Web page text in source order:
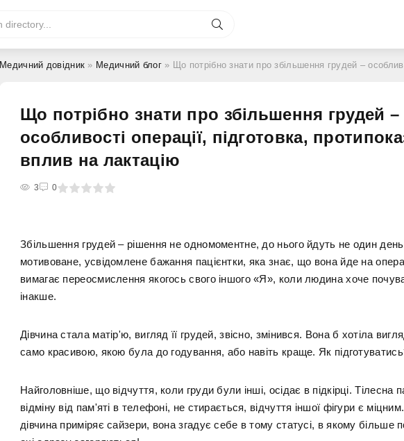
Медичний довідник » Медичний блог» Що потрібно знати про збільшення грудей – особливості операції, підготовка,
Що потрібно знати про збільшення грудей –
особливості операції, підготовка,
вплив на лактацію
3 0
4 5
Збільшення грудей – рішення не одномоментне, до нього йдуть не один
мотивоване, усвідомлене бажання пацієнтки, яка знає, що вона йде на
вимагає переосмислення якогось свого іншого «Я», коли людина хоче
інакше.
Дівчина стала матір'ю, вигляд її грудей, звісно, змінився. Вона б хотіла
само красивою, якою була до годування, або навіть краще. Як
Найголовніше, що відчуття, коли груди були інші, осідає в підкірці. Тілесна
відміну від пам'яті в телефоні, не стирається, відчуття іншої фігури є
дівчина приміряє сайзери, вона згадує себе в тому статусі, в якому більше